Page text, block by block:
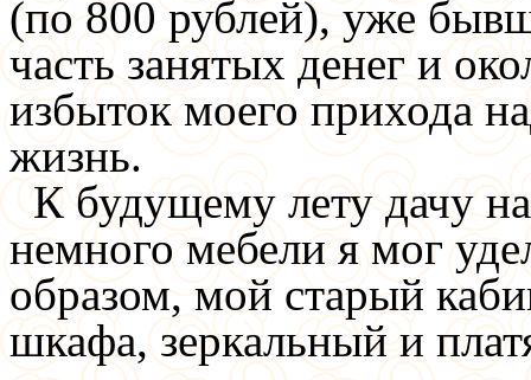
(по 800 рублей), уже
часть занятых денег и
избыток моего прихода
жизнь.
К будущему лету дачу
немного мебели я мог
образом, мой старый
шкафа, зеркальный и